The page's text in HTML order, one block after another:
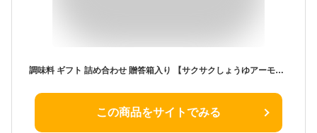
調味料 ギフト 詰め合わせ 贈答箱入り 【サクサクしょうゆアーモンド トリュフ風味 塩糀レモンカシューナッツ】 こころダイニング 公式ショップ レシピも公開 内祝い 出産祝い 結婚祝い 香典返し プレゼント
この商品をサイトでみる